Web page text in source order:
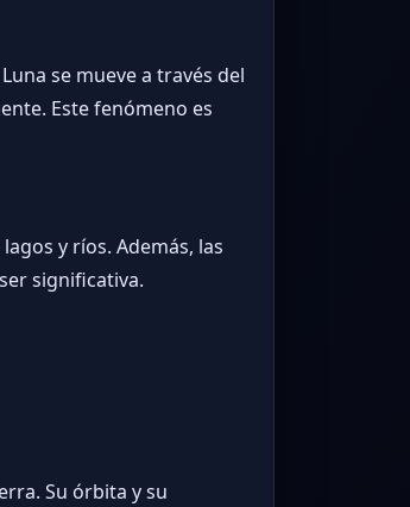
se mueve a través del
Este fenómeno es
y ríos. Además, las
significativa.
Su órbita y su